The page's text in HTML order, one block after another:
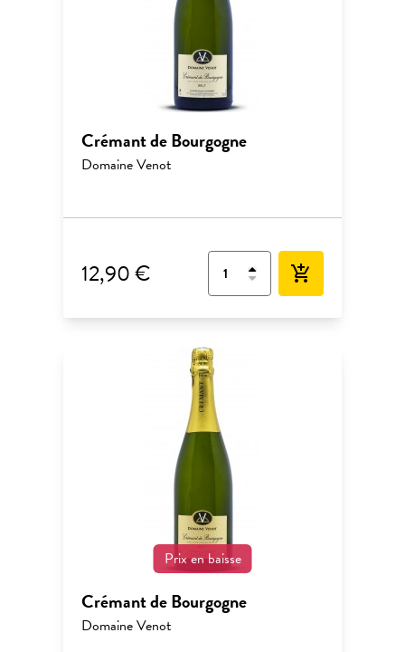
Crémant de Bourgogne
Domaine Venot
12,90 € add_shopping_cart
Prix en baisse
Crémant de Bourgogne
Domaine Venot